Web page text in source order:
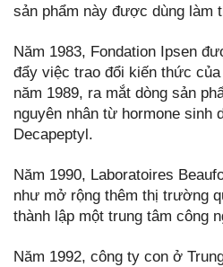
sản phẩm này được dùng làm
Năm 1983, Fondation Ipsen
đẩy việc trao đổi kiến thức
năm 1989, ra mắt dòng sản
nguyên nhân từ hormone sinh
Decapeptyl.
Năm 1990, Laboratoires
như mở rộng thêm thị trường
thành lập một trung tâm công
Năm 1992, công ty con ở